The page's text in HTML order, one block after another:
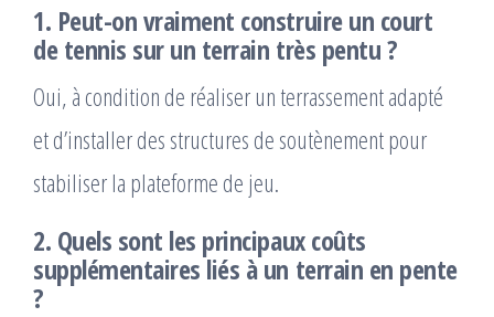
1. Peut-on vraiment construire un court
de tennis sur un terrain très pentu ?
Oui, à condition de réaliser un terrassement adapté
et d’installer des structures de soutènement pour
stabiliser la plateforme de jeu.
2. Quels sont les principaux coûts
supplémentaires liés à un terrain en pente
?